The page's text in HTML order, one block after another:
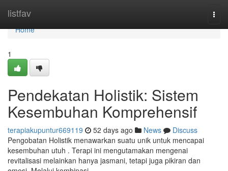
listfav
Home
Home
1
Pendekatan Holistik: Sistem
Kesembuhan Komprehensif
terapiakupuntur669119 52 days ago News
Discuss
Pengobatan Holistik menawarkan suatu unik untuk mencapai
kesembuhan utuh . Terapi ini mengutamakan mengenai
revitalisasi melainkan hanya jasmani, tetapi juga pikiran dan